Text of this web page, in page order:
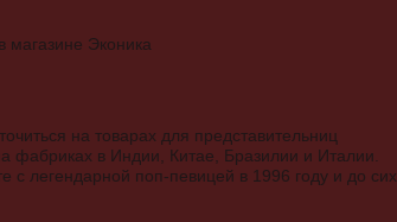
на товарах для представительниц
фабриках в Индии, Китае, Бразилии и Италии.
легендарной поп-певицей в 1996 году и до сих